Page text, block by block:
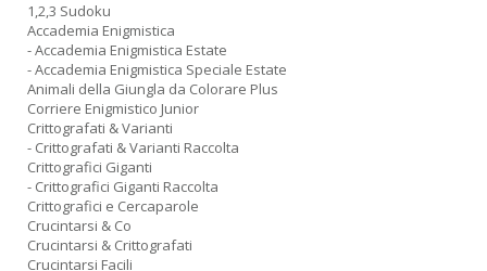
1,2,3 Sudoku
Accademia Enigmistica
- Accademia Enigmistica Estate
- Accademia Enigmistica Speciale Estate
Animali della Giungla da Colorare Plus
Corriere Enigmistico Junior
Crittografati & Varianti
- Crittografati & Varianti Raccolta
Crittografici Giganti
- Crittografici Giganti Raccolta
Crittografici e Cercaparole
Crucintarsi & Co
Crucintarsi & Crittografati
Crucintarsi Facili